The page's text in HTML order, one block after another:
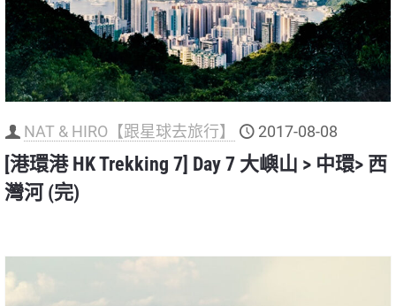
NAT & HIRO【跟星球去旅行】 2017-08-08
[港環港 HK Trekking 7] Day 7 大嶼山 > 中環> 西
灣河 (完)